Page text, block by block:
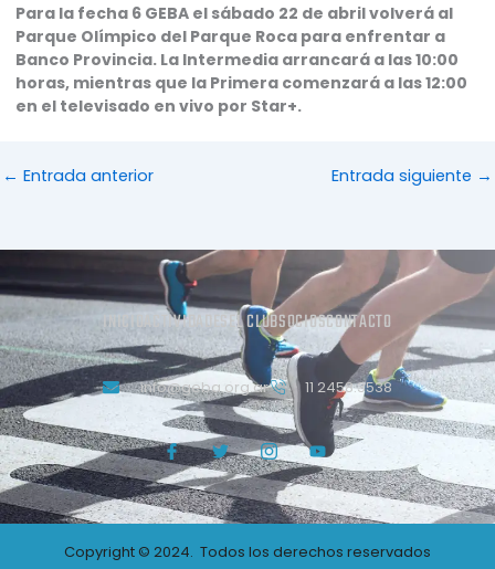
Para la fecha 6 GEBA el sábado 22 de abril volverá al
Parque Olímpico del Parque Roca para enfrentar a
Banco Provincia. La Intermedia arrancará a las 10:00
horas, mientras que la Primera comenzará a las 12:00
en el televisado en vivo por Star+.
← Entrada anterior Entrada siguiente →
INICIOACTIVIDADES EL CLUBSOCIOSCONTACTO
info@geba.org.ar 11 2458.3538
J
k
i
-
f
a
c
e
T
w
i
t
t
e
J
k
i
-
i
n
t
Y
o
u
t
u
b
e
Copyright © 2024. Todos los derechos reservados